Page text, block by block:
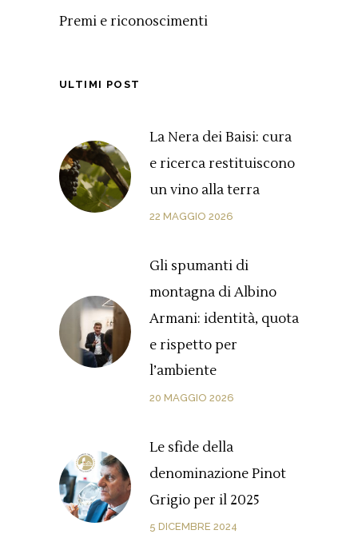
Premi e riconoscimenti
ULTIMI POST
La Nera dei Baisi: cura
e ricerca restituiscono
un vino alla terra
22 MAGGIO 2026
Gli spumanti di
montagna di Albino
Armani: identità, quota
e rispetto per
l’ambiente
20 MAGGIO 2026
Le sfide della
denominazione Pinot
Grigio per il 2025
5 DICEMBRE 2024